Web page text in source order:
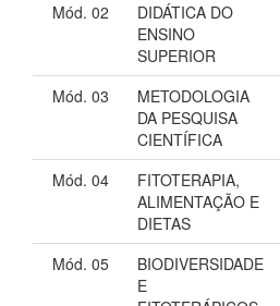
Mód. 02
DIDÁTICA DO
ENSINO
SUPERIOR
Mód. 03
METODOLOGIA
DA PESQUISA
CIENTÍFICA
Mód. 04
FITOTERAPIA,
ALIMENTAÇÃO E
DIETAS
Mód. 05
BIODIVERSIDADE
E